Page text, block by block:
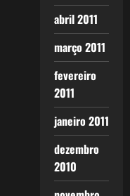
abril 2011
março 2011
fevereiro
2011
janeiro 2011
dezembro
2010